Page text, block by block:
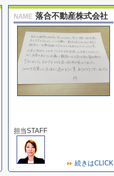
NAME 落合不動産株式会社
担当STAFF
続きはCLICK